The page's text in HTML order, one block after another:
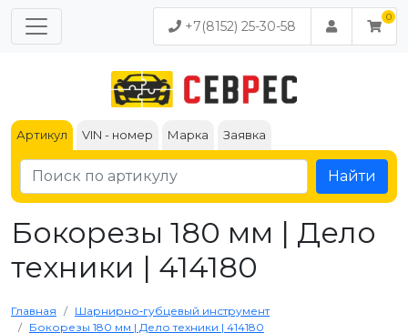
+7(8152) 25-30-58
Артикул VIN - номер Марка Заявка
Найти
Бокорезы 180 мм | Дело
техники | 414180
Главная
Шарнирно‑губцевый инструмент
Бокорезы 180 мм | Дело техники | 414180